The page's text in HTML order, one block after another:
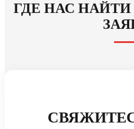
ГДЕ НАС